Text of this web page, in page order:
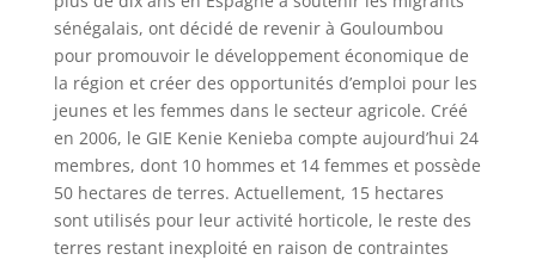
sénégalais, ont décidé de revenir à Gouloumbou
pour promouvoir le développement économique de
la région et créer des opportunités d’emploi pour les
jeunes et les femmes dans le secteur agricole. Créé
en 2006, le GIE Kenie Kenieba compte aujourd’hui 24
membres, dont 10 hommes et 14 femmes et possède
50 hectares de terres. Actuellement, 15 hectares
sont utilisés pour leur activité horticole, le reste des
terres restant inexploité en raison de contraintes